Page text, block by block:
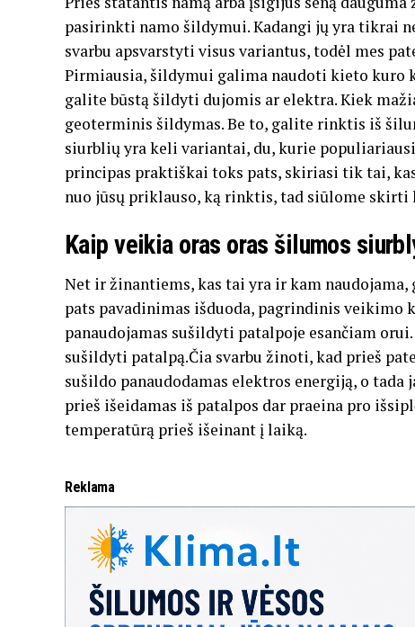
pasirinkti namo šildymui. Kadangi jų yra tikrai
svarbu apsvarstyti visus variantus, todėl mes
Pirmiausia, šildymui galima naudoti kieto kuro
galite būstą šildyti dujomis ar elektra. Kiek
geoterminis šildymas. Be to, galite rinktis iš
siurblių yra keli variantai, du, kurie
principas praktiškai toks pats, skiriasi tik tai,
nuo jūsų priklauso, ką rinktis, tad siūlome
Kaip veikia oras oras šilumos
Net ir žinantiems, kas tai yra ir kam
pats pavadinimas išduoda, pagrindinis veikimo
panaudojamas sušildyti patalpoje esančiam
sušildyti patalpą.Čia svarbu žinoti, kad prieš
sušildo panaudodamas elektros energiją, o
prieš išeidamas iš patalpos dar praeina pro
temperatūrą prieš išeinant į laiką.
Reklama